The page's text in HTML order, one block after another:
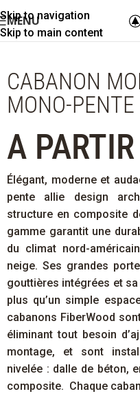
Skip to navigation
Skip to main content
MENU
CABANON
MONO-PENTE
A
Élégant, moderne et
pente allie design
structure en composite
gamme garantit une
du climat nord-
neige. Ses grandes
gouttières intégrées et
plus qu’un simple
cabanons FiberWood
éliminant tout besoin
montage, et sont
nivelée : dalle de béton,
composite. Chaque